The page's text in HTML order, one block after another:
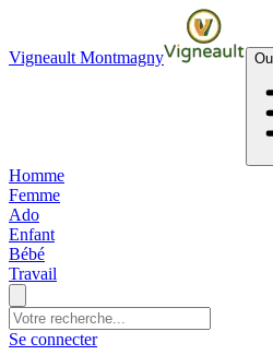
Vigneault Montmagny
Homme
Femme
Ado
Enfant
Bébé
Travail
Se connecter